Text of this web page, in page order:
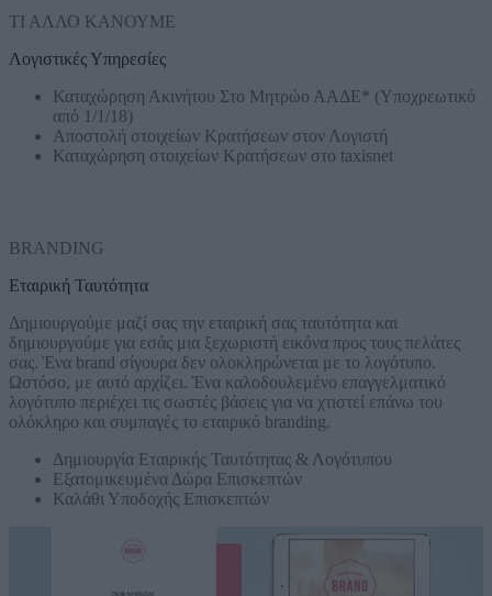
ΤΙ ΑΛΛΟ ΚΑΝΟΥΜΕ
Λογιστικές Υπηρεσίες
Καταχώρηση Ακινήτου Στο Μητρώο ΑΑΔΕ* (Υποχρεωτικό
από 1/1/18)
Αποστολή στοιχείων Κρατήσεων στον Λογιστή
Καταχώρηση στοιχείων Κρατήσεων στο taxisnet
BRANDING
Εταιρική Ταυτότητα
Δημιουργούμε μαζί σας την εταιρική σας ταυτότητα και
δημιουργούμε για εσάς μια ξεχωριστή εικόνα προς τους πελάτες
σας. Ένα brand σίγουρα δεν ολοκληρώνεται με το λογότυπο.
Ωστόσο, με αυτό αρχίζει. Ένα καλοδουλεμένο επαγγελματικό
λογότυπο περιέχει τις σωστές βάσεις για να χτιστεί επάνω του
ολόκληρο και συμπαγές το εταιρικό branding.
Δημιουργία Εταιρικής Ταυτότητας & Λογότυπου
Εξατομικευμένα Δώρα Επισκεπτών
Καλάθι Υποδοχής Επισκεπτών